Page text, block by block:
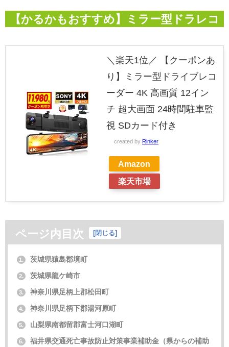
【かるかもおすすめ】ミラー型ドラレコ
＼楽天1位／ 【クーポンあ
り】ミラー型ドライブレコ
ーダー 4K 高画質 12イン
チ 超大画面 24時間駐車監
視 SDカード付き
created by Rinker
Amazon
楽天市場
ページ内目次 [閉じる]
1. 茨城県猿島郡境町
2. 茨城県龍ケ崎市
3. 神奈川県足柄上郡松田町
4. 神奈川県足柄下郡湯河原町
5. 山梨県南都留郡富士河口湖町
6.
福井県交通死亡事故防止対策事業補助金（県からの補助